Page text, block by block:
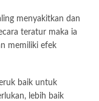
menyakitkan dan
teratur maka ia
memiliki efek
baik untuk
lebih baik